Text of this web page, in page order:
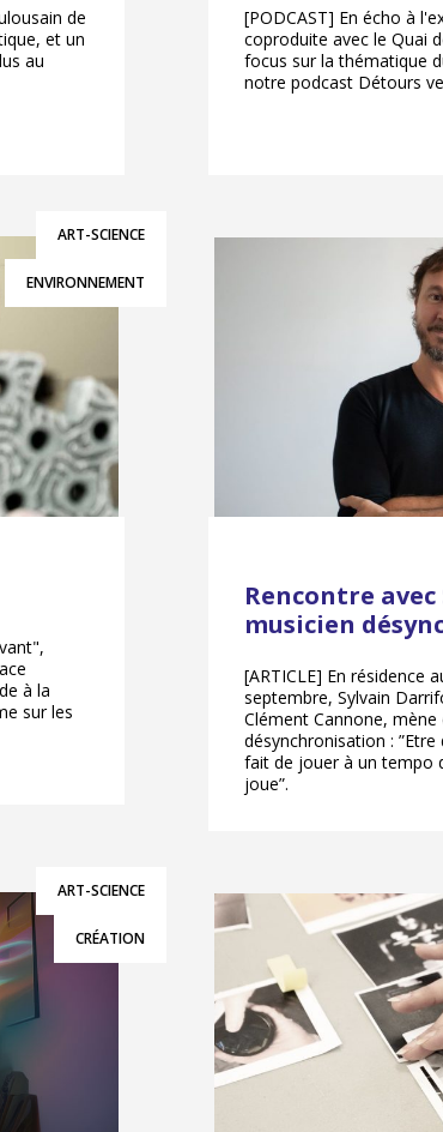
de
et un
au
[PODCAST] En écho à
coproduite avec le Quai
focus sur la thématique
notre podcast Détours
ART-SCIENCE
ENVIRONNEMENT
à la
sur les
Rencontre
musicien
[ARTICLE] En résidence
septembre, Sylvain
Clément Cannone,
désynchronisation : ”Etre
fait de jouer à un tempo
joue”.
ART-SCIENCE
CRÉATION